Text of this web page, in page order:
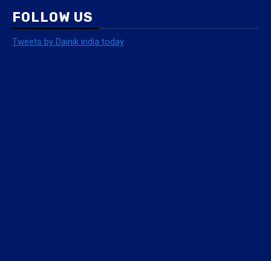
FOLLOW US
Tweets by Dainik india today